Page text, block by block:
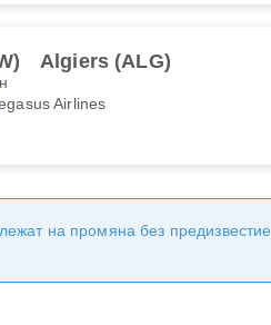
Algiers (ALG)
Airlines
на промяна без предизвестие.